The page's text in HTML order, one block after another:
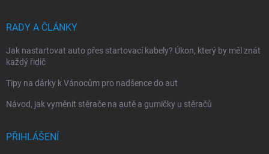
RADY A ČLÁNKY
Jak nastartovat auto přes startovací kabely? Úkon, který by měl znát
každý řidič
Tipy na dárky k Vánocům pro nadšence do aut
Návod, jak vyměnit stěrače na autě a gumičky u stěračů
PŘIHLÁŠENÍ